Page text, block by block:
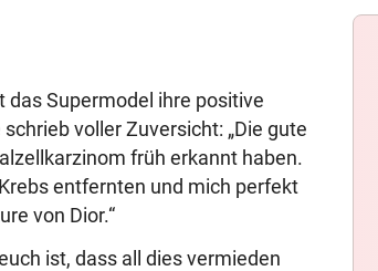
das Supermodel ihre positive
voller Zuversicht: „Die gute
früh erkannt haben.
entfernten und mich perfekt
von Dior.“
ist, dass all dies vermieden